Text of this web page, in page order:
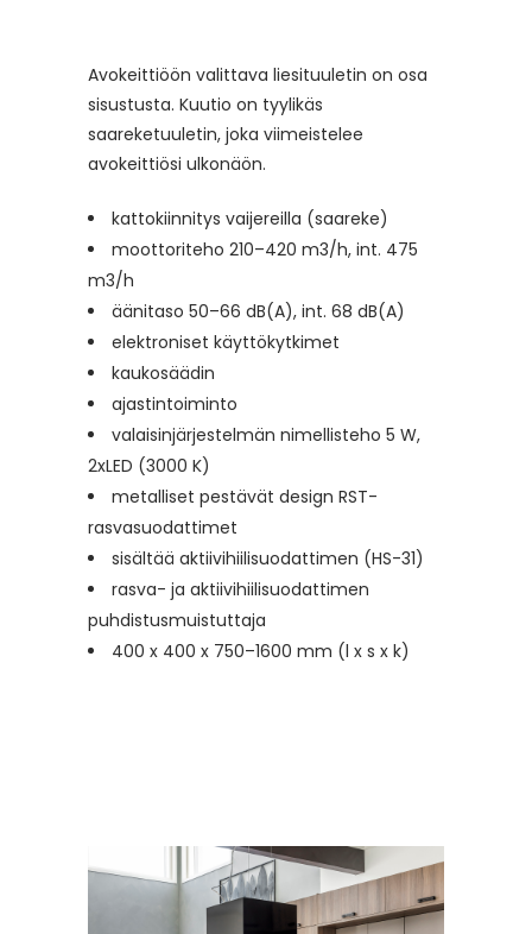
Avokeittiöön valittava liesituuletin on osa
sisustusta. Kuutio on tyylikäs
saareketuuletin, joka viimeistelee
avokeittiösi ulkonäön.
kattokiinnitys vaijereilla (saareke)
moottoriteho 210–420 m3/h, int. 475
m3/h
äänitaso 50–66 dB(A), int. 68 dB(A)
elektroniset käyttökytkimet
kaukosäädin
ajastintoiminto
valaisinjärjestelmän nimellisteho 5 W,
2xLED (3000 K)
metalliset pestävät design RST-
rasvasuodattimet
sisältää aktiivihiilisuodattimen (HS-31)
rasva- ja aktiivihiilisuodattimen
puhdistusmuistuttaja
400 x 400 x 750–1600 mm (l x s x k)